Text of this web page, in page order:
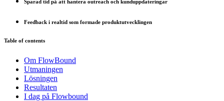
Sparad tid på att hantera outreach och kunduppdateringar
Feedback i realtid som formade produktutvecklingen
Table of contents
Om FlowBound
Utmaningen
Lösningen
Resultaten
I dag på Flowbound